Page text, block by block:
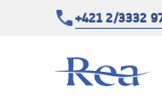
+421 2/3332